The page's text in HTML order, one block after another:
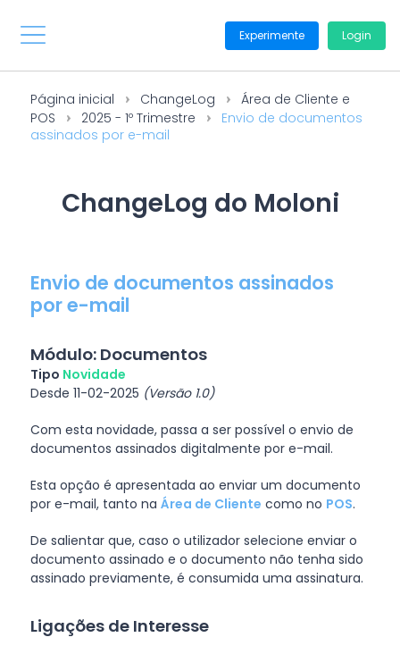
Experimente Login
Página inicial ChangeLog
Área de Cliente e
POS
2025 - 1º Trimestre
Envio de documentos
assinados por e-mail
ChangeLog do Moloni
Envio de documentos assinados
por e-mail
Módulo: Documentos
Tipo Novidade
Desde 11-02-2025 (Versão 1.0)
Com esta novidade, passa a ser possível o envio de
documentos assinados digitalmente por e-mail.
Esta opção é apresentada ao enviar um documento
por e-mail, tanto na Área de Cliente como no POS.
De salientar que, caso o utilizador selecione enviar o
documento assinado e o documento não tenha sido
assinado previamente, é consumida uma assinatura.
Ligações de Interesse